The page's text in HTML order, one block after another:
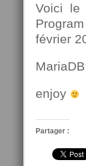
Voici le
février
enjoy
Partager :